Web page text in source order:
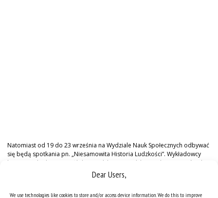
Dear Users,
We use technologies like cookies to store and/or access device information. We do this to improve
Natomiast od 19 do 23 września na Wydziale Nauk Społecznych odbywać
się będą spotkania pn. „Niesamowita Historia Ludzkości”. Wykładowcy
historii, politologii oraz filologii polskiej i angielskiej zachęcą uczniów do
poznania historii kultury, opowiadając o tych meandrach jej dziejów,
które decydują o obliczu współczesności, a które z różnych powodów